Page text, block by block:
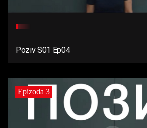
Poziv S01 Ep04
Epizoda 3